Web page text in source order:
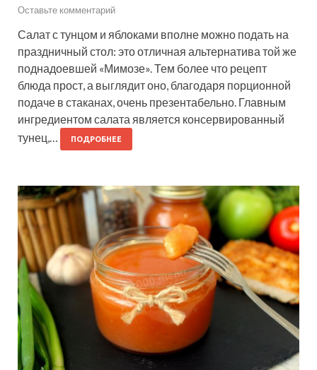
Оставьте комментарий
Салат с тунцом и яблоками вполне можно подать на
праздничный стол: это отличная альтернатива той же
поднадоевшей «Мимозе». Тем более что рецепт
блюда прост, а выглядит оно, благодаря порционной
подаче в стаканах, очень презентабельно. Главным
ингредиентом салата является консервированный
тунец,…
ПОДРОБНЕЕ